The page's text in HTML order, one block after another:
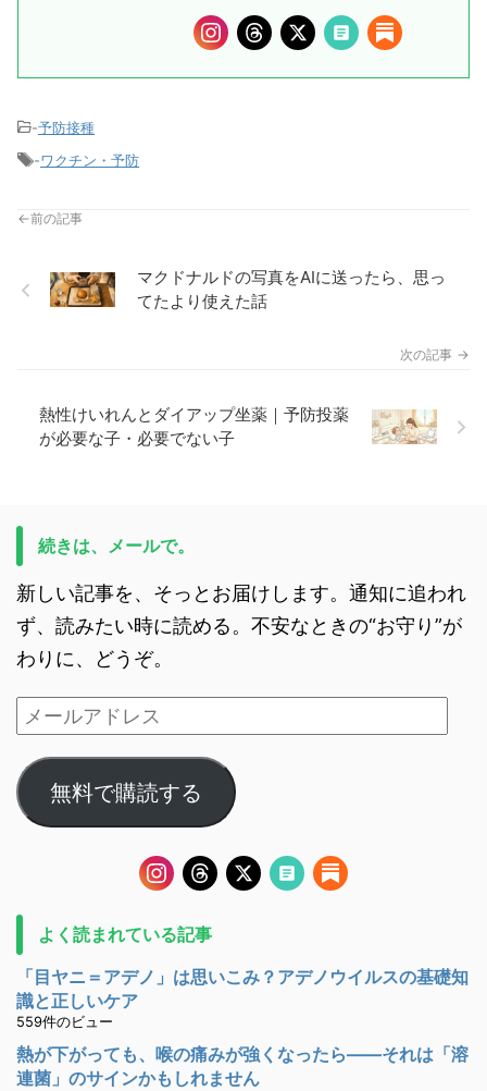
-予防接種
-ワクチン・予防
マクドナルドの写真をAIに送ったら、思っ
てたより使えた話
熱性けいれんとダイアップ坐薬｜予防投薬
が必要な子・必要でない子
続きは、メールで。
新しい記事を、そっとお届けします。通知に追われ
ず、読みたい時に読める。不安なときの“お守り”が
わりに、どうぞ。
無料で購読する
よく読まれている記事
「目ヤニ＝アデノ」は思いこみ？アデノウイルスの基礎知
識と正しいケア
559件のビュー
熱が下がっても、喉の痛みが強くなったら――それは「溶
連菌」のサインかもしれません